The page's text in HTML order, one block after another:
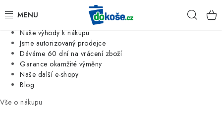
Jsme tradiční česká firma
Naše výhody k nákupu
Jsme autorizovaný prodejce
Dáváme 60 dní na vrácení zboží
Garance okamžité výměny
Naše další e-shopy
Blog
Vše o nákupu
KOŠE
SÁČKY